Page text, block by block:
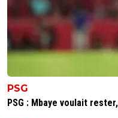
PSG
PSG : Mbaye voulait